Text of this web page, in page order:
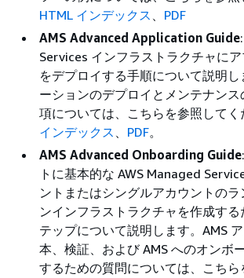
HTML インデックス 、 PDF
AMS Advanced Application Guide
Services インフラストラクチャに
をデプロイする手順について説明
ーションのデプロイとメンテナン
項については、こちらを参照してく
インデックス 、 PDF。
AMS Advanced Onboarding Guide
トに基本的な AWS Managed
ントまたはシングルアカウントの
ンインフラストラクチャを作成する
テップについて説明します。AMS
本、検証、および AMS へのオンボ
するための質問については、こち